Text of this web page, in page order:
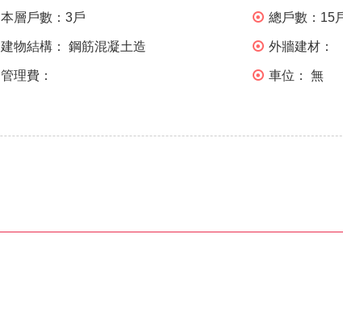
本層戶數：3戶 總戶數： 15
建物結構：鋼筋混凝土造 外牆建材：
管理費： 車位： 無